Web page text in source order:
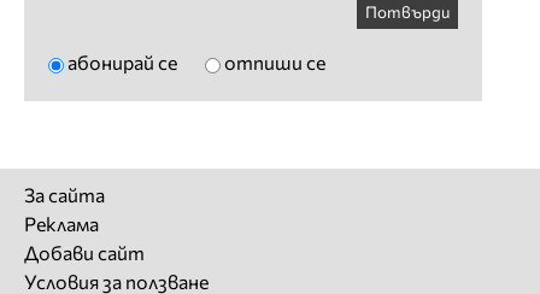
Потвърди
абонирай се отпиши се
За сайта
Реклама
Добави сайт
Условия за ползване